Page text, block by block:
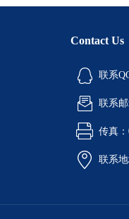
Contact Us
联系
联系邮
传真：
联系